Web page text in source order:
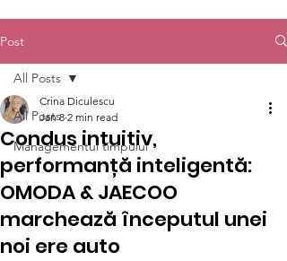
Post
All Posts
Managementul timpului
All Posts
Condus intuitiv,
performanță inteligentă:
OMODA & JAECOO
marchează începutul unei
noi ere auto
Crina Diculescu
Jan 8 2 min read